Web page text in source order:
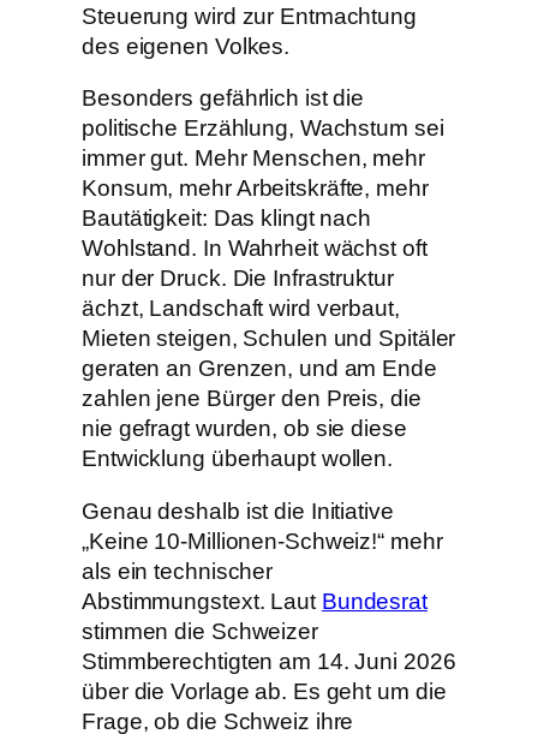
Steuerung wird zur Entmachtung
des eigenen Volkes.
Besonders gefährlich ist die
politische Erzählung, Wachstum sei
immer gut. Mehr Menschen, mehr
Konsum, mehr Arbeitskräfte, mehr
Bautätigkeit: Das klingt nach
Wohlstand. In Wahrheit wächst oft
nur der Druck. Die Infrastruktur
ächzt, Landschaft wird verbaut,
Mieten steigen, Schulen und Spitäler
geraten an Grenzen, und am Ende
zahlen jene Bürger den Preis, die
nie gefragt wurden, ob sie diese
Entwicklung überhaupt wollen.
Genau deshalb ist die Initiative
„Keine 10-Millionen-Schweiz!“ mehr
als ein technischer
Abstimmungstext. Laut Bundesrat
stimmen die Schweizer
Stimmberechtigten am 14. Juni 2026
über die Vorlage ab. Es geht um die
Frage, ob die Schweiz ihre